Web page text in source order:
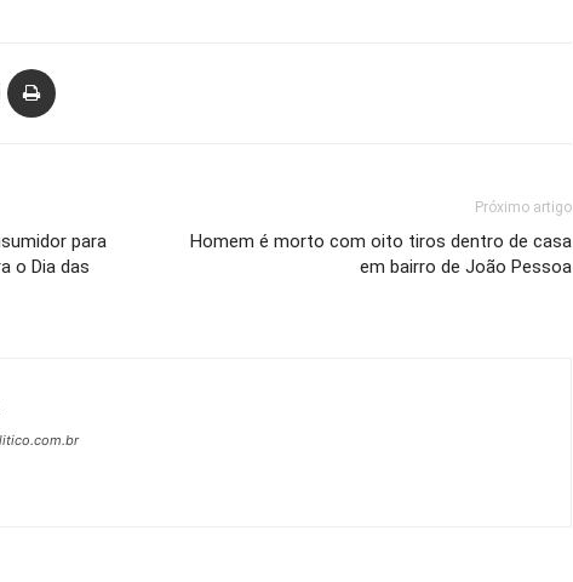
para
o Dia das
Próximo artigo
Homem é morto com oito tiros dentro de casa
em bairro de João Pessoa